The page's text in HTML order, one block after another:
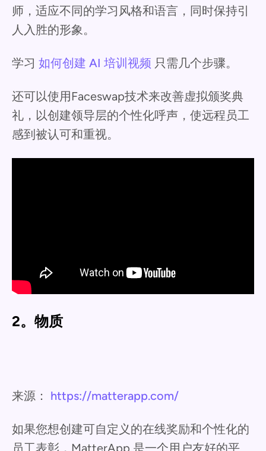
师，适应不同的学习风格和语言，同时保持引
人入胜的形象。
学习 如何创建 AI 培训视频 只需几个步骤。
还可以使用Faceswap技术来改善虚拟颁奖典
礼，以创建领导层的个性化呼声，使远程员工
感到被认可和重视。
2。物质
来源： https://matterapp.com/
如果您想创建可自定义的在线奖励和个性化的
员工表彰，MatterApp 是一个用户友好的平